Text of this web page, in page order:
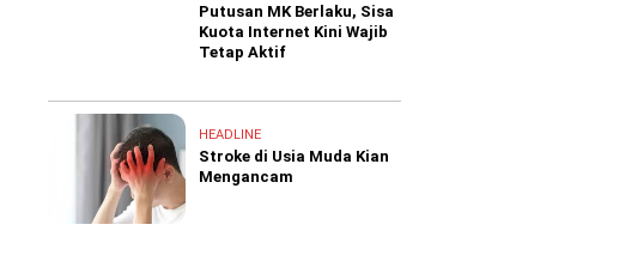
Putusan MK Berlaku, Sisa
Kuota Internet Kini Wajib
Tetap Aktif
HEADLINE
Stroke di Usia Muda Kian
Mengancam